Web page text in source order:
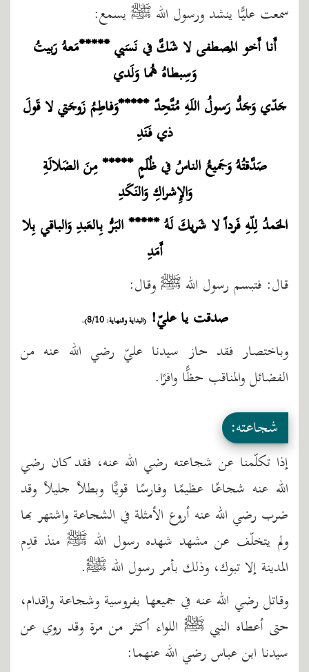
سمعت عليًّا ينشد ورسول الله ﷺ يسمع:
أَنا أَخو المُصطفى لا شَكَّ في نَسَبي *****مَعهُ رَبيتُ
وَسِبطاهُ هُما وَلَدي
جَدّي وَجَدُّ رَسولُ اللَهِ مُتَّحِدٌ *****وَفاطِمُ زَوجَتي لا قَولَ
ذي فَنَدِ
صَدَّقتُهُ وَجَميعُ الناسُ في ظُلَمٍ ***** مِنَ الضَلالَةِ
وَالإِشراكِ وَالنَكَدِ
الحَمدُ لِلّهِ فَرداً لا شَريكَ لَهُ ***** البَرُّ بِالعَبدِ وَالباقي بِلا
أَمَدِ
قال: فتبسم رسول الله ﷺ وقال:
صدقت يا عليّ!(البداية والنهاية: 8/10).
وباختصار فقد حاز سيدنا عليّ رضي الله عنه من
الفضائل والمناقب حظًّا وافرًا.
شجاعته:
إذا تكلّمنا عن شجاعته رضي الله عنه، فقد كان رضي
الله عنه شجاعًا عظيمًا وفارسًا قويًّا وبطلاً جليلاً وقد
ضرب رضي الله عنه أروع الأمثلة في الشجاعة واشتهر بها
ولم يتخلّف عن مشهد شهده رسول الله ﷺ منذ قدِم
المدينة إلا تبوك، وذلك بأمر رسول الله ﷺ.
وقاتل رضي الله عنه في جميعها بفروسية وشجاعة وإقدام،
حتى أعطاه النبي ﷺ اللواء أكثر من مرة وقد روي عن
سيدنا ابن عباس رضي الله عنهما: